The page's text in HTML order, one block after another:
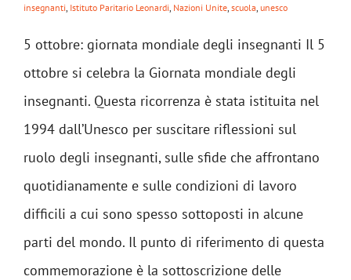
insegnanti Istituto Paritario Leonardi Nazioni Unite scuola unesco
5 ottobre: giornata mondiale degli insegnanti Il 5
ottobre si celebra la Giornata mondiale degli
insegnanti. Questa ricorrenza è stata istituita nel
1994 dall’Unesco per suscitare riflessioni sul
ruolo degli insegnanti, sulle sfide che affrontano
quotidianamente e sulle condizioni di lavoro
difficili a cui sono spesso sottoposti in alcune
parti del mondo. Il punto di riferimento di questa
commemorazione è la sottoscrizione delle